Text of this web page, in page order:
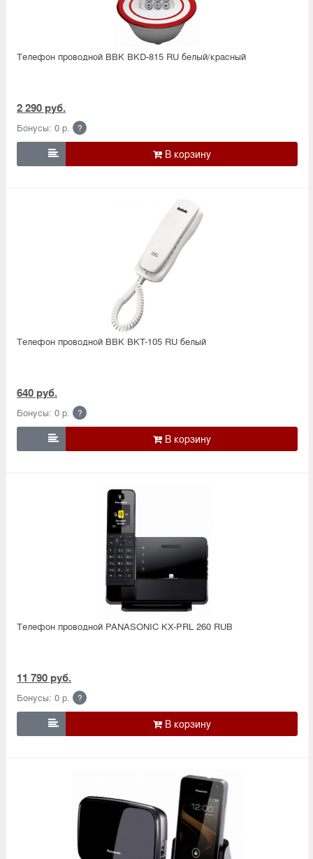
Телефон проводной BBK BKD-815 RU белый/красный
2 290 руб.
Бонусы: 0 р. ?

Телефон проводной BBK BKT-105 RU белый
640 руб.
Бонусы: 0 р. ?

Телефон проводной PANASONIC KX-PRL 260 RUB
11 790 руб.
Бонусы: 0 р. ?
